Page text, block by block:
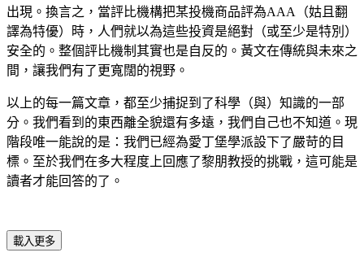
出現。換言之，當評比機構把某投機商品評為AAA（姑且翻
譯為特優）時，人們就以為這些投資是絕對（或至少是特別）
安全的。整個評比機制其實也是自反的。黃文在傳統與未來之
間，讓我們有了更寬闊的視野。
以上的每一篇文章，都至少捕捉到了科學（與）知識的一部
分。我們看到的東西離全貌還有多遠，我們自己也不知道。現
階段唯一能說的是：我們已經為愛丁堡學派設下了嚴苛的目
標。至於我們在多大程度上回應了黎朋教授的挑戰，這可能是
讀者才能回答的了。
載入更多